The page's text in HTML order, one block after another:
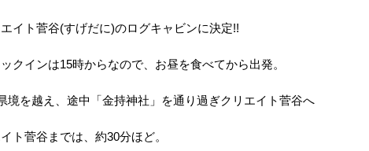
イト菅谷(すげだに)のログキャビンに決定!!
クインは15時からなので、お昼を食べてから出発。
境を越え、途中「金持神社」を通り過ぎクリエイト菅谷へ
ト菅谷までは、約30分ほど。